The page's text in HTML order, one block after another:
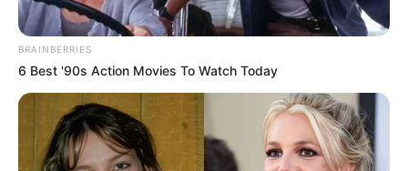
ALERTA BOGOTÁ EN GOOGLE NEWS
TEMAS RELACIONADOS
CIERRES VIALES EN BOGOTÁ
CICLOVÍA NOCTURNA
DISTRITO
BRAINBERRIES
6 Best '90s Action Movies To Watch Today